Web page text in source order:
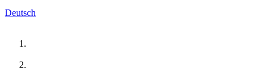
Deutsch